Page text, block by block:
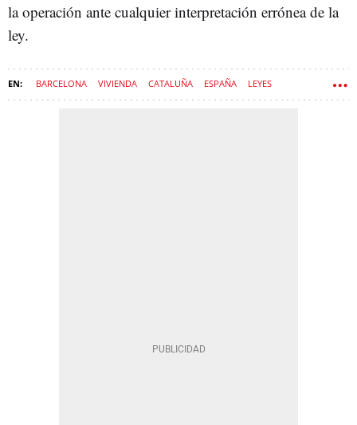
la operación ante cualquier interpretación errónea de la
ley.
BARCELONA VIVIENDA CATALUÑA ESPAÑA LEYES